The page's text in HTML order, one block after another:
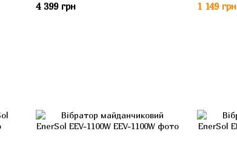
4 399 грн
1 149 грн